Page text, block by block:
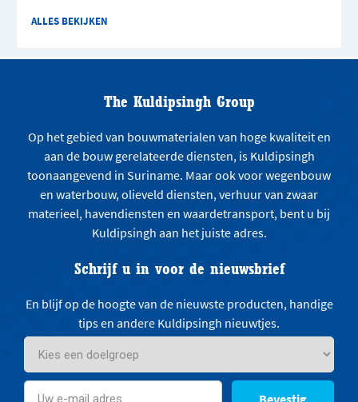
ALLES BEKIJKEN
The Kuldipsingh Group
Op het gebied van bouwmaterialen van hoge kwaliteit en
aan de bouw gerelateerde diensten, is Kuldipsingh
toonaangevend in Suriname. Maar ook voor wegenbouw
en waterbouw, olieveld diensten, verhuur van zwaar
materieel, havendiensten en waardetransport, bent u bij
Kuldipsingh aan het juiste adres.
Schrijf u in voor de nieuwsbrief
En blijf op de hoogte van de nieuwste producten, handige
tips en andere Kuldipsingh nieuwtjes.